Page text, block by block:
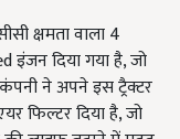
क्षमता वाला 4
दिया गया है, जो
ने अपने इस ट्रैक्टर
फिल्टर दिया है, जो